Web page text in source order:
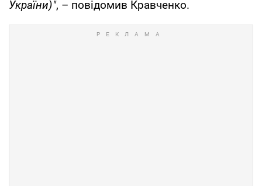
України)", – повідомив Кравченко.